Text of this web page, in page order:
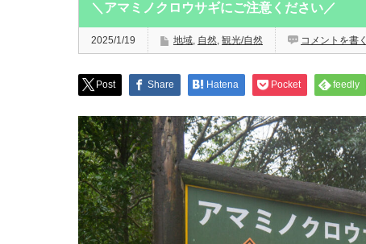
＼アマミノクロウサギにご注意ください／
2025/1/19 地域, 自然, 観光/自然 コメントを書く
Post Share Hatena Pocket feedly